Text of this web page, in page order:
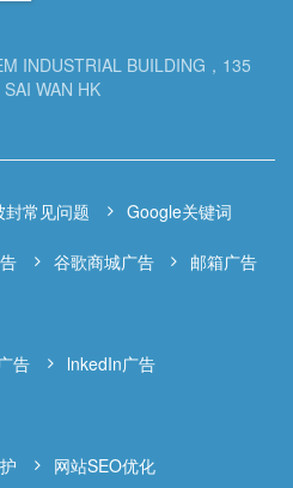
INDUSTRIAL BUILDING，135
WAN HK
封常见问题 Google关键词
谷歌商城广告 邮箱广告
告 lnkedIn广告
网站SEO优化